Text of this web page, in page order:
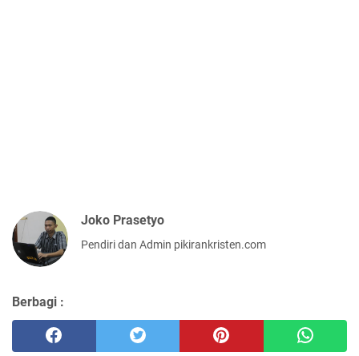
Joko Prasetyo
Pendiri dan Admin pikirankristen.com
Berbagi :